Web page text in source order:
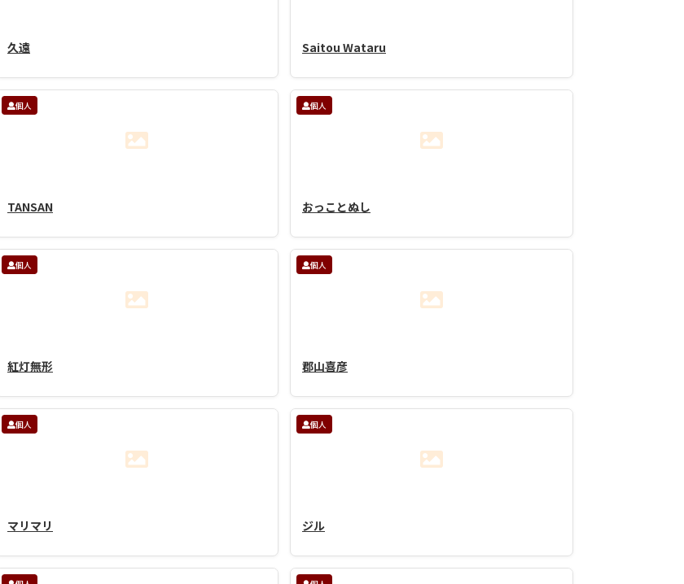
久遠 Saitou Wataru
個人
TANSAN
個人
おっことぬし
個人
紅灯無形
個人
郡山喜彦
個人
マリマリ
個人
ジル